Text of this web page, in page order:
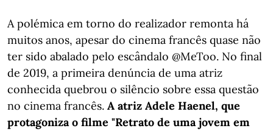
A polémica em torno do realizador remonta há
muitos anos, apesar do cinema francês quase não
ter sido abalado pelo escândalo @MeToo. No final
de 2019, a primeira denúncia de uma atriz
conhecida quebrou o silêncio sobre essa questão
no cinema francês. A atriz Adele Haenel, que
protagoniza o filme "Retrato de uma jovem em